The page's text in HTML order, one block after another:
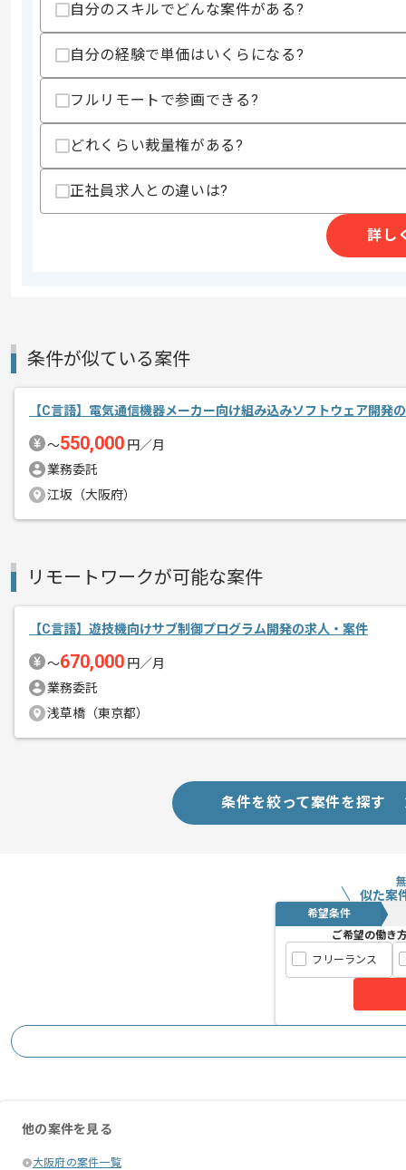
精算・お支払い
精算基準時間
150時間〜180時間
支払いサイト
15日
その他募集要項
募集人数
作業開始日
2021/06/01
自分のスキルでどんな案件がある?
自分の経験で単価はいくらになる?
フルリモートで参画できる?
どれくらい裁量権がある?
正社員求人との違いは?
詳し
条件が似ている案件
【C言語】電気通信機器メーカー向け組み込みソフトウェア開発
〜550,000 円／月
業務委託
江坂（大阪府）
リモートワークが可能な案件
【C言語】遊技機向けサブ制御プログラム開発の求人・案件
〜670,000 円／月
業務委託
浅草橋（東京都）
条件を絞って案件を探す
似た案
希望条件
ご希望の働き
フリーランス
他の案件を見る
大阪府の案件一覧